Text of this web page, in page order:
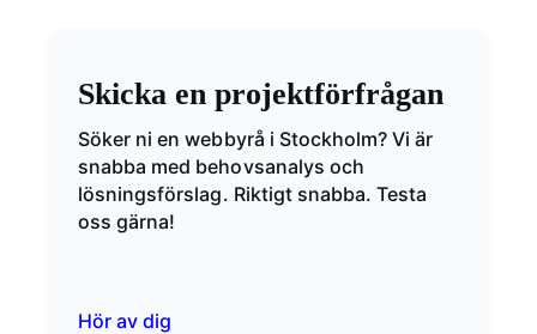
Skicka en projektförfrågan
Söker ni en webbyrå i Stockholm? Vi är
snabba med behovsanalys och
lösningsförslag. Riktigt snabba. Testa
oss gärna!
Hör av dig